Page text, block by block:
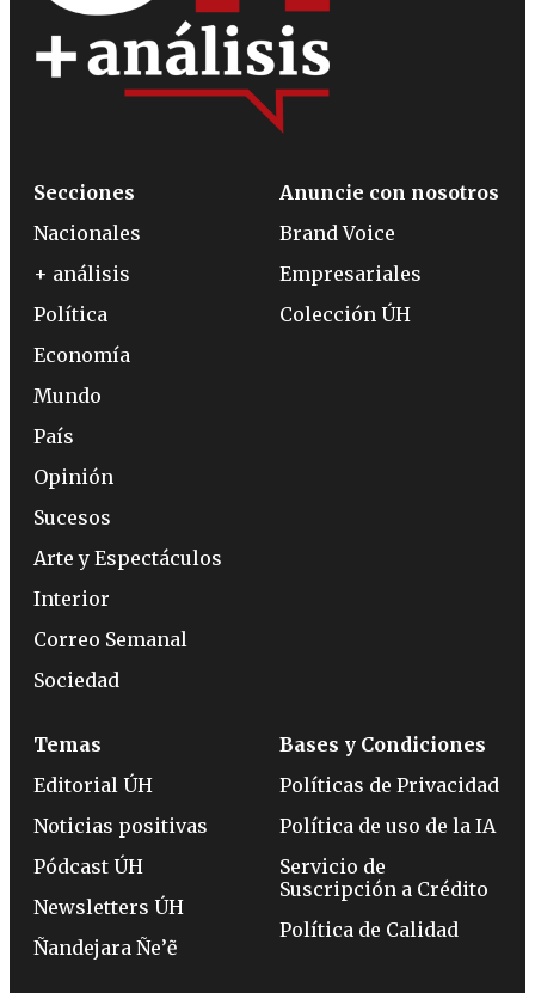
Secciones
Nacionales
+ análisis
Política
Economía
Mundo
País
Opinión
Sucesos
Arte y Espectáculos
Interior
Correo Semanal
Sociedad
Anuncie con nosotros
Brand Voice
Empresariales
Colección ÚH
Temas
Editorial ÚH
Noticias positivas
Pódcast ÚH
Newsletters ÚH
Ñandejara Ñe’ẽ
Bases y Condiciones
Políticas de Privacidad
Política de uso de la IA
Servicio de
Suscripción a Crédito
Política de Calidad